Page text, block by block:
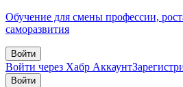
Обучение для смены профессии,
саморазвития
Войти
Войти через Хабр Аккаунт
Войти